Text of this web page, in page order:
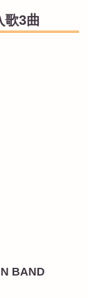
歌3曲
BAND